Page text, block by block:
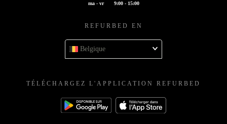
ma - vr 9:00 - 15:00
REFURBED EN
Belgique
TÉLÉCHARGEZ L'APPLICATION REFURBED